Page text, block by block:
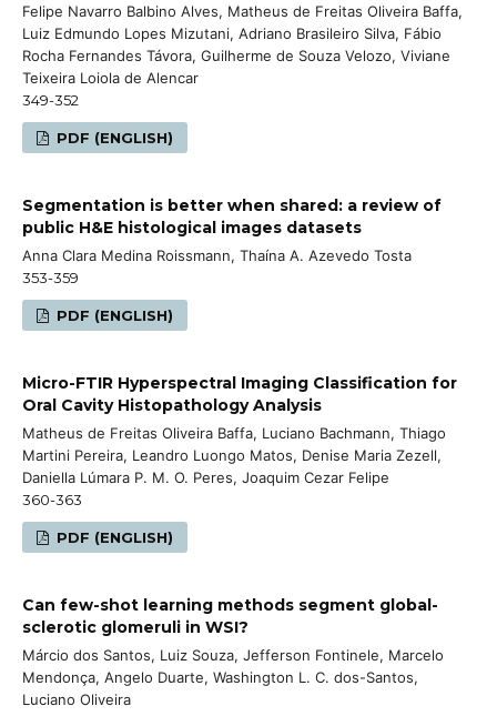
Felipe Navarro Balbino Alves, Matheus de Freitas Oliveira Baffa,
Luiz Edmundo Lopes Mizutani, Adriano Brasileiro Silva, Fábio
Rocha Fernandes Távora, Guilherme de Souza Velozo, Viviane
Teixeira Loiola de Alencar
349-352
PDF (ENGLISH)
Segmentation is better when shared: a review of
public H&E histological images datasets
Anna Clara Medina Roissmann, Thaína A. Azevedo Tosta
353-359
PDF (ENGLISH)
Micro-FTIR Hyperspectral Imaging Classification for
Oral Cavity Histopathology Analysis
Matheus de Freitas Oliveira Baffa, Luciano Bachmann, Thiago
Martini Pereira, Leandro Luongo Matos, Denise Maria Zezell,
Daniella Lúmara P. M. O. Peres, Joaquim Cezar Felipe
360-363
PDF (ENGLISH)
Can few-shot learning methods segment global-
sclerotic glomeruli in WSI?
Márcio dos Santos, Luiz Souza, Jefferson Fontinele, Marcelo
Mendonça, Angelo Duarte, Washington L. C. dos-Santos,
Luciano Oliveira